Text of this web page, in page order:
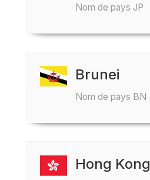
Nom de pays JP
Brunei
Nom de pays BN
Hong Kong